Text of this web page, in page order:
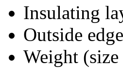
Insulating
Outside
Weight